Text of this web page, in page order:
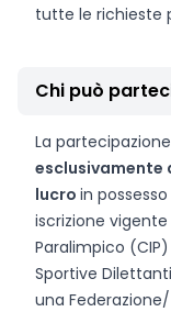
tutte le richieste
Chi può
La
esclusivamente
lucro in
iscrizione
Paralimpico
Sportive
una